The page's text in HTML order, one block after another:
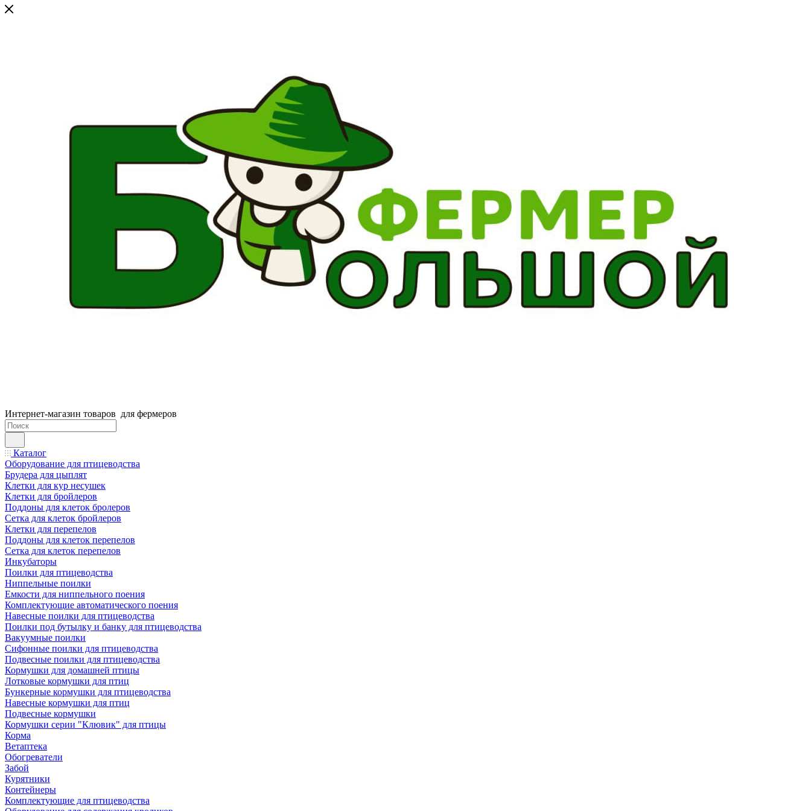
Интернет-магазин товаров для фермеров
Каталог
Оборудование для птицеводства
Брудера для цыплят
Клетки для кур несушек
Клетки для бройлеров
Поддоны для клеток бролеров
Сетка для клеток бройлеров
Клетки для перепелов
Поддоны для клеток перепелов
Сетка для клеток перепелов
Инкубаторы
Поилки для птицеводства
Ниппельные поилки
Емкости для ниппельного поения
Комплектующие автоматического поения
Навесные поилки для птицеводства
Поилки под бутылку и банку для птицеводства
Вакуумные поилки
Сифонные поилки для птицеводства
Подвесные поилки для птицеводства
Кормушки для домашней птицы
Лотковые кормушки для птиц
Бункерные кормушки для птицеводства
Навесные кормушки для птиц
Подвесные кормушки
Кормушки серии "Клювик" для птицы
Корма
Ветаптека
Обогреватели
Забой
Курятники
Контейнеры
Комплектующие для птицеводства